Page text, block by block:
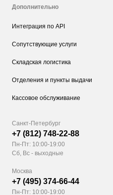
Дополнительно
Интеграция по API
Сопутствующие услуги
Складская логистика
Отделения и пункты выдачи
Кассовое обслуживание
Санкт-Петербург
+7 (812) 748-22-88
Пн-Пт: 10:00-19:00
Сб, Вс - выходные
Москва
+7 (495) 374-66-44
Пн-Пт: 10:00-19:00